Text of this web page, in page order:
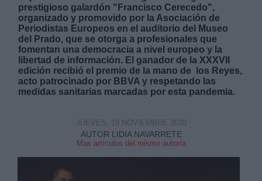
prestigioso galardón "Francisco Cerecedo",
organizado y promovido por la Asociación de
Periodistas Europeos en el auditorio del Museo
del Prado, que se otorga a profesionales que
fomentan una democracia a nivel europeo y la
libertad de información. El ganador de la XXXVII
edición recibió el premio de la mano de ​ los Reyes,
acto patrocinado por BBVA y respetando las
medidas sanitarias marcadas por esta pandemia.
AUTOR LIDIA NAVARRETE
Mas artículos del mismo autor/a
JUEVES, 19 NOVIEMBRE 2020
Derechos:
link
Información adicional